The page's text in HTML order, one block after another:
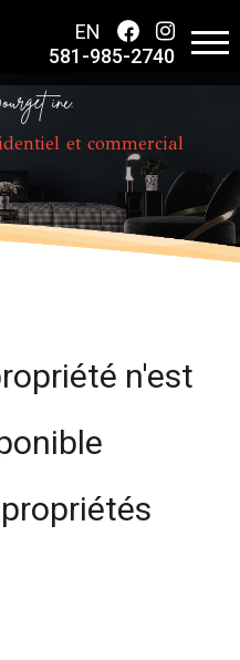
EN
581-985-2740
inc.
et commercial
n'est